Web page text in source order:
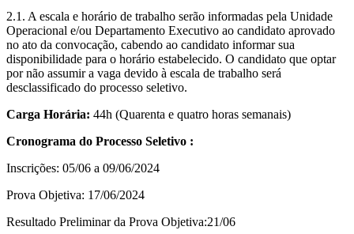
2.1. A escala e horário de trabalho serão informadas pela Unidade
Operacional e/ou Departamento Executivo ao candidato aprovado
no ato da convocação, cabendo ao candidato informar sua
disponibilidade para o horário estabelecido. O candidato que optar
por não assumir a vaga devido à escala de trabalho será
desclassificado do processo seletivo.
Carga Horária: 44h (Quarenta e quatro horas semanais)
Cronograma do Processo Seletivo :
Inscrições: 05/06 a 09/06/2024
Prova Objetiva: 17/06/2024
Resultado Preliminar da Prova Objetiva:21/06